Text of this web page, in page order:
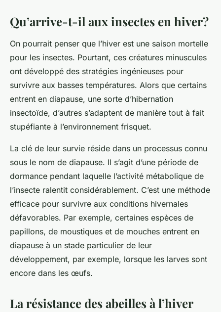
Qu’arrive-t-il aux insectes en hiver?
On pourrait penser que l’hiver est une saison mortelle
pour les insectes. Pourtant, ces créatures minuscules
ont développé des stratégies ingénieuses pour
survivre aux basses températures. Alors que certains
entrent en diapause, une sorte d’hibernation
insectoïde, d’autres s’adaptent de manière tout à fait
stupéfiante à l’environnement frisquet.
La clé de leur survie réside dans un processus connu
sous le nom de diapause. Il s’agit d’une période de
dormance pendant laquelle l’activité métabolique de
l’insecte ralentit considérablement. C’est une méthode
efficace pour survivre aux conditions hivernales
défavorables. Par exemple, certaines espèces de
papillons, de moustiques et de mouches entrent en
diapause à un stade particulier de leur
développement, par exemple, lorsque les larves sont
encore dans les œufs.
La résistance des abeilles à l’hiver